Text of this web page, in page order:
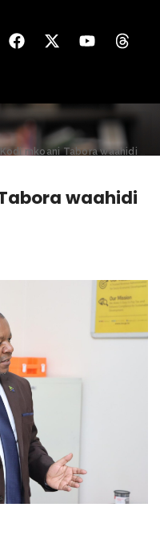
mkoani Tabora waahidi Ushirikiano na TRA
waahidi